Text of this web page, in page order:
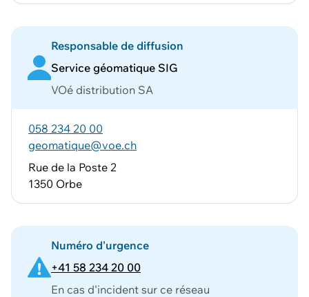
Responsable de diffusion
Service géomatique SIG
VOé distribution SA
058 234 20 00
geomatique@voe.ch
Rue de la Poste 2
1350 Orbe
Numéro d'urgence
+41 58 234 20 00
En cas d'incident sur ce réseau